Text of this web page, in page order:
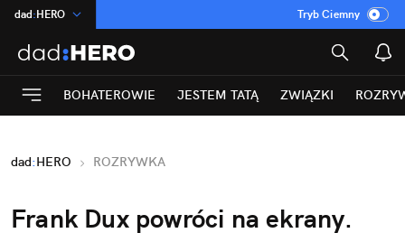
dad:HERO
:Temat
INN:Poland
ASZ:dziennik
Rozrywka
Tryb Ciemny
BOHATEROWIE JESTEM TATĄ ZWIĄZKI
dad:HERO ROZRYWKA
Frank Dux powróci na ekrany.